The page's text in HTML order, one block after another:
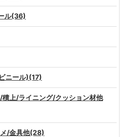
ル(36)
ニール)(17)
積上/ライニング/クッション材他
/金具他(28)